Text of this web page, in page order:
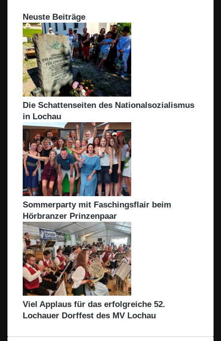
Neuste Beiträge
Die Schattenseiten des Nationalsozialismus
in Lochau
Sommerparty mit Faschingsflair beim
Hörbranzer Prinzenpaar
Viel Applaus für das erfolgreiche 52.
Lochauer Dorffest des MV Lochau